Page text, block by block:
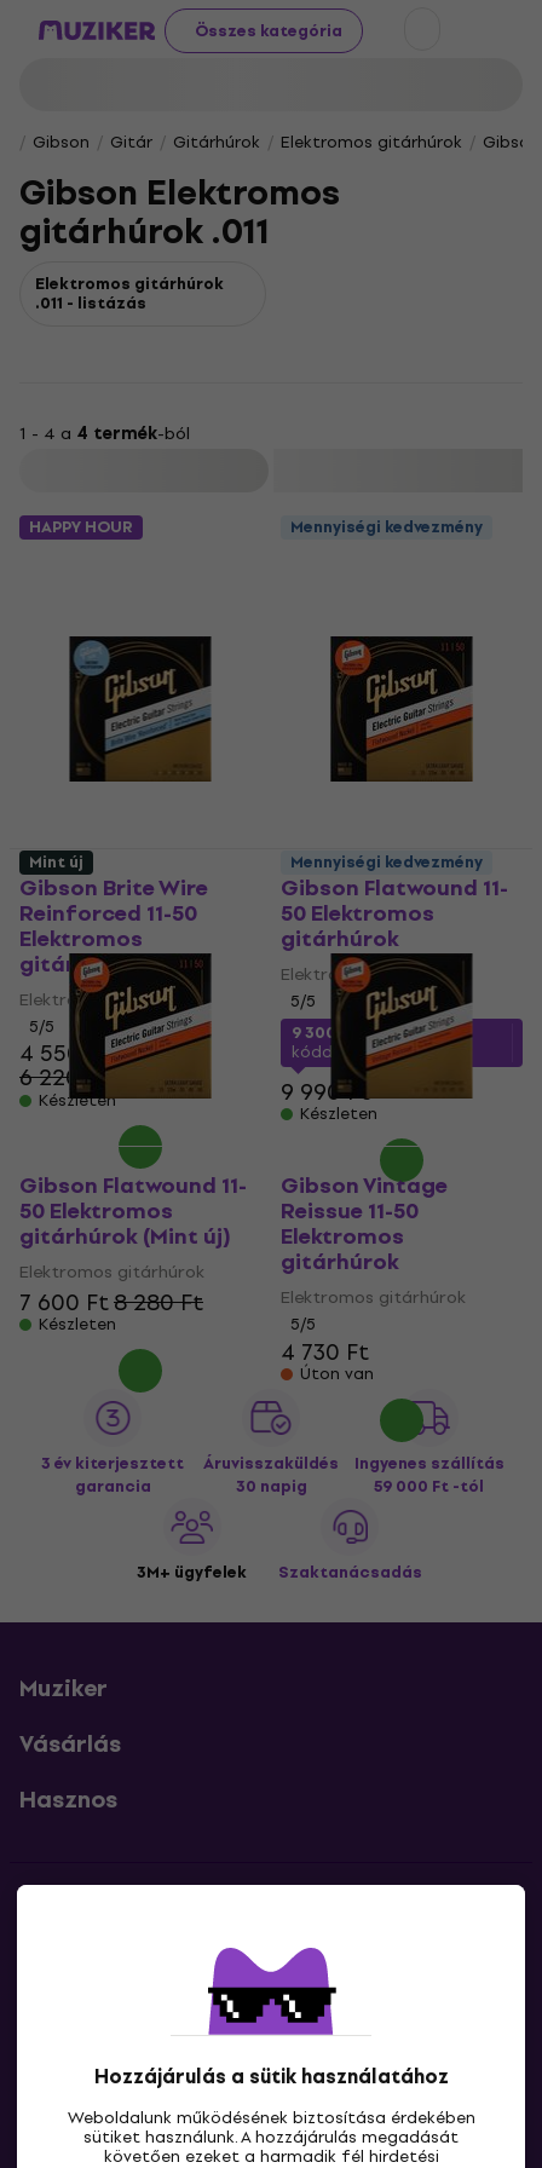
Összes kategória
Hozzájárulás a sütik használatához
Weboldalunk működésének biztosítása érdekében
sütiket használunk. A hozzájárulás megadását
követően ezeket a harmadik fél hirdetési
Gibson Gitár Gitárhúrok Elektromos gitárhúrok
Gibson Elektromos
gitárhúrok .011
Elektromos gitárhúrok
.011 - listázás
1 - 4 a 4 termék-ból
HAPPY HOUR
Gibson Brite Wire
Reinforced 11-50
Elektromos
gitárhúrok
Elektromos gitárhúrok
5/5
4 550 Ft
6 220 Ft
- 27 %
Készleten
Mennyiségi kedvezmény
Gibson Flatwound 11-
50 Elektromos
gitárhúrok
Elektromos gitárhúrok
5/5
9 300 Ft
a következő
kóddal MUZMUZ-5
9 990 Ft
Készleten
Mint új
Gibson Flatwound 11-
50 Elektromos
gitárhúrok (Mint új)
Elektromos gitárhúrok
7 600 Ft8 280 Ft
Készleten
Mennyiségi kedvezmény
Gibson Vintage
Reissue 11-50
Elektromos
gitárhúrok
Elektromos gitárhúrok
5/5
4 730 Ft
Úton van
3 év kiterjesztett
garancia
Áruvisszaküldés
30 napig
Ingyenes szállítás
59 000 Ft -tól
3M+ ügyfelek Szaktanácsadás
Muziker
Vásárlás
Hasznos
Lépj kapcsolatba velünk